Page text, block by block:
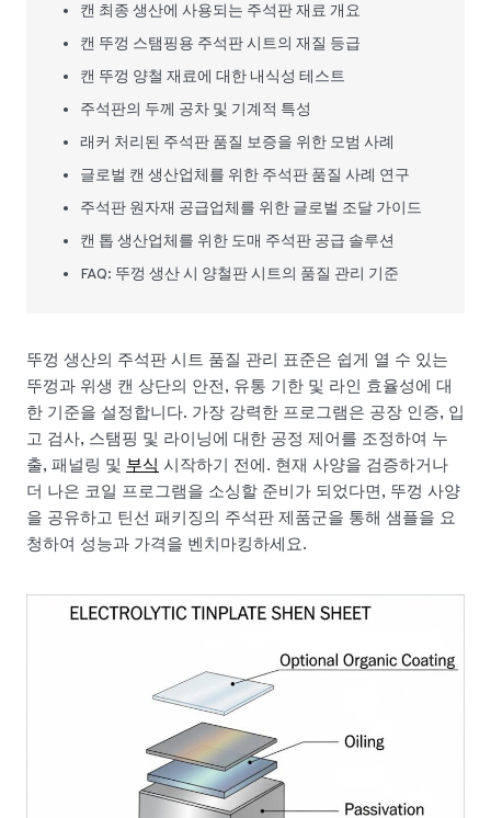
캔 최종 생산에 사용되는 주석판 재료 개요
캔 뚜껑 스탬핑용 주석판 시트의 재질 등급
캔 뚜껑 양철 재료에 대한 내식성 테스트
주석판의 두께 공차 및 기계적 특성
래커 처리된 주석판 품질 보증을 위한 모범 사례
글로벌 캔 생산업체를 위한 주석판 품질 사례 연구
주석판 원자재 공급업체를 위한 글로벌 조달 가이드
캔 톱 생산업체를 위한 도매 주석판 공급 솔루션
FAQ: 뚜껑 생산 시 양철판 시트의 품질 관리 기준
뚜껑 생산의 주석판 시트 품질 관리 표준은 쉽게 열 수 있는
뚜껑과 위생 캔 상단의 안전, 유통 기한 및 라인 효율성에 대
한 기준을 설정합니다. 가장 강력한 프로그램은 공장 인증, 입
고 검사, 스탬핑 및 라이닝에 대한 공정 제어를 조정하여 누
출, 패널링 및 부식 시작하기 전에. 현재 사양을 검증하거나
더 나은 코일 프로그램을 소싱할 준비가 되었다면, 뚜껑 사양
을 공유하고 틴선 패키징의 주석판 제품군을 통해 샘플을 요
청하여 성능과 가격을 벤치마킹하세요.